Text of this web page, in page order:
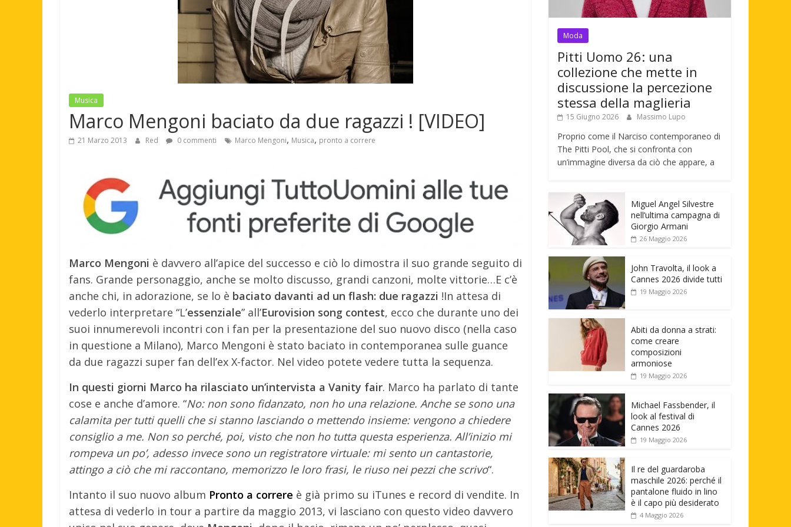
Musica
Marco Mengoni baciato da due ragazzi ! [VIDEO]
21 Marzo 2013 Red 0 commenti Marco Mengoni, Musica, pronto a correre
Marco Mengoni è davvero all’apice del successo e ciò lo dimostra il suo grande seguito di
fans. Grande personaggio, anche se molto discusso, grandi canzoni, molte vittorie…E c’è
anche chi, in adorazione, se lo è baciato davanti ad un flash: due ragazzi !In attesa di
vederlo interpretare “L’essenziale” all’Eurovision song contest, ecco che durante uno dei
suoi innumerevoli incontri con i fan per la presentazione del suo nuovo disco (nella caso
in questione a Milano), Marco Mengoni è stato baciato in contemporanea sulle guance
da due ragazzi super fan dell’ex X-factor. Nel video potete vedere tutta la sequenza.
In questi giorni Marco ha rilasciato un’intervista a Vanity fair. Marco ha parlato di tante
cose e anche d’amore. “No: non sono fidanzato, non ho una relazione. Anche se sono una
calamita per tutti quelli che si stanno lasciando o mettendo insieme: vengono a chiedere
consiglio a me. Non so perché, poi, visto che non ho tutta questa esperienza. All’inizio mi
rompeva un po’, adesso invece sono un registratore virtuale: mi sento un cantastorie,
attingo a ciò che mi raccontano, memorizzo le loro frasi, le riuso nei pezzi che scrivo“.
Intanto il suo nuovo album Pronto a correre è già primo su iTunes e record di vendite. In
attesa di vederlo in tour a partire da maggio 2013, vi lasciano con questo video davvero
Moda
Pitti Uomo 26: una
collezione che mette in
discussione la percezione
stessa della maglieria
15 Giugno 2026 Massimo Lupo
Proprio come il Narciso contemporaneo di
The Pitti Pool, che si confronta con
un’immagine diversa da ciò che appare, a
Miguel Angel Silvestre
nell’ultima campagna di
Giorgio Armani
26 Maggio 2026
John Travolta, il look a
Cannes 2026 divide tutti
19 Maggio 2026
Abiti da donna a strati:
come creare
composizioni
armoniose
19 Maggio 2026
Michael Fassbender, il
look al festival di
Cannes 2026
19 Maggio 2026
Il re del guardaroba
maschile 2026: perché il
pantalone fluido in lino
è il capo più desiderato
4 Maggio 2026